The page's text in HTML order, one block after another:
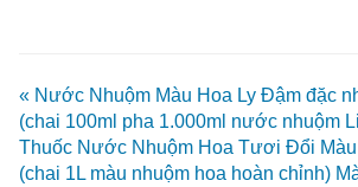
« Nước Nhuộm Màu Hoa Ly Đậm đặc
(chai 100ml pha 1.000ml nước nhuộm
Thuốc Nước Nhuộm Hoa Tươi Đổi Màu
(chai 1L màu nhuộm hoa hoàn chỉnh)